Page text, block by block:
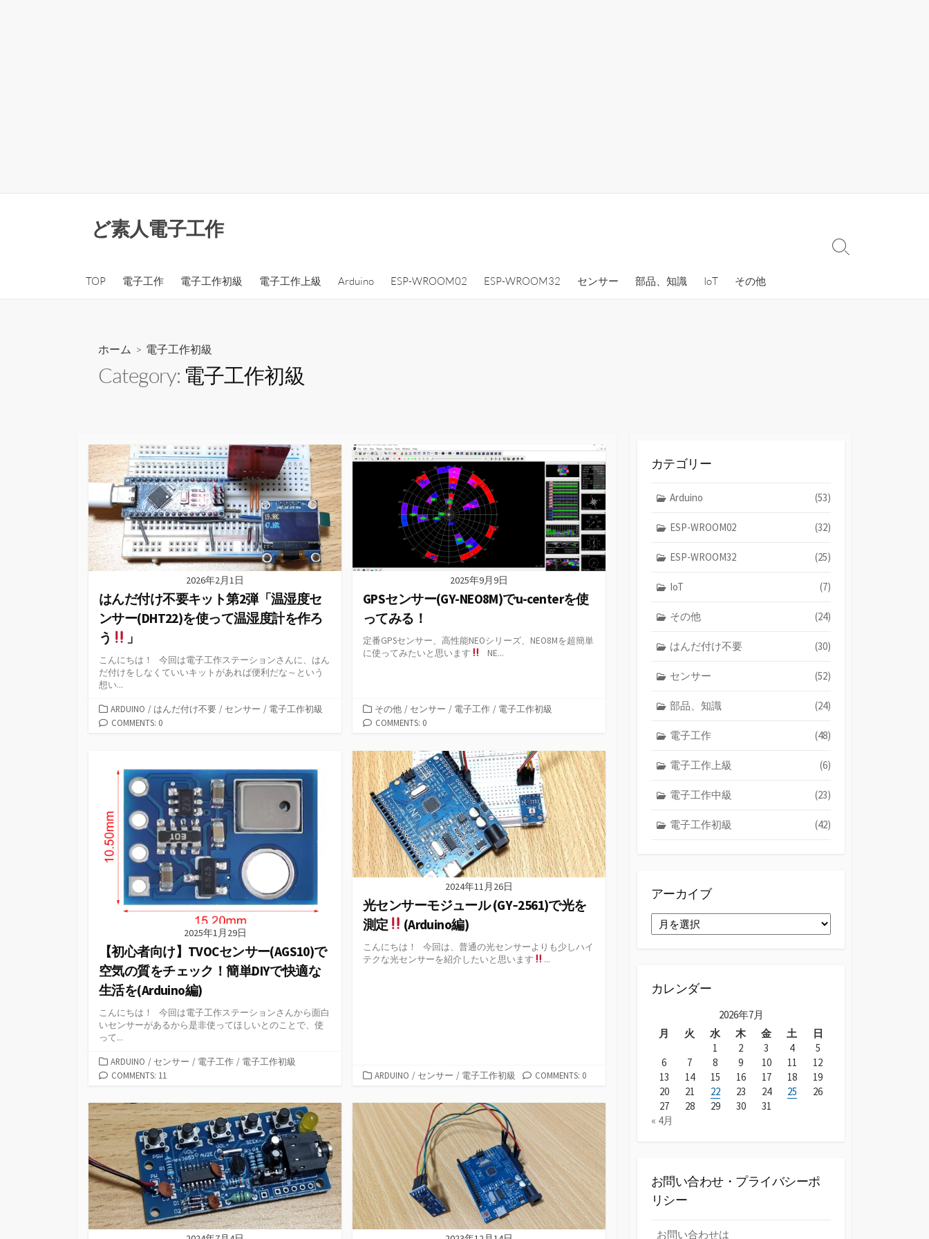
ど素人電子工作
TOP 電子工作 電子工作初級 電子工作上級 Arduino ESP-WROOM02 ESP-WROOM32 センサー 部品、知識 IoT その他
検
ホーム > 電子工作初級
Category: 電子工作初級
2026年2月1日
はんだ付け不要キット第2弾「温湿度セ
ンサー(DHT22)を使って温湿度計を作ろ
う
」
こんにちは！ 今回は電子工作ステーションさんに、はん
だ付けをしなくていいキットがあれば便利だな～という
想い...
カ
テ
ARDUINO / はんだ付け不要 / センサー / 電子工作初級
COMMENTS: 0
2025年9月9日
GPSセンサー(GY-NEO8M)でu-centerを使
ってみる！
定番GPSセンサー、高性能NEOシリーズ、NEO8Mを超簡単
に使ってみたいと思います
NE...
カ
テ
リ
ー
その他 / センサー / 電子工作 / 電子工作初級
COMMENTS: 0
2025年1月29日
【初心者向け】TVOCセンサー(AGS10)で
空気の質をチェック！簡単DIYで快適な
生活を(Arduino編)
こんにちは！ 今回は電子工作ステーションさんから面白
いセンサーがあるから是非使ってほしいとのことで、使
って...
カ
テ
リ
ー
ARDUINO / センサー / 電子工作 / 電子工作初級
COMMENTS: 11
2024年11月26日
光センサーモジュール (GY‑2561)で光を
測定
(Arduino編)
こんにちは！ 今回は、普通の光センサーよりも少しハイ
テクな光センサーを紹介したいと思います
...
カ
ゴ
ARDUINO / センサー / 電子工作初級 COMMENTS: 0
カテゴリー
Arduino (53)
ESP-WROOM02 (32)
ESP-WROOM32 (25)
IoT (7)
その他 (24)
はんだ付け不要 (30)
センサー (52)
部品、知識 (24)
電子工作 (48)
電子工作上級 (6)
電子工作中級 (23)
電子工作初級 (42)
アーカイブ
ー
カレンダー
2026年7月
月
火 水 木 金 土
日
1
2 3 4
5
6
7 8 9 10 11
12
13
14 15 16 17 18
19
20
21 22 23 24 25
26
27
28 29 30
31
« 4月
お問い合わせ・プライバシーポ
リシー
お問い合わせは